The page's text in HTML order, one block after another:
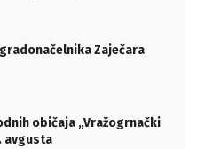
Zaječara
običaja „Vražogrnački
avgusta